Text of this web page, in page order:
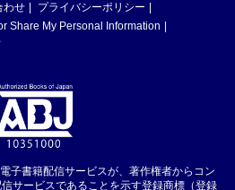
わせ
プライバシーポリシー
Share My Personal Information
子書籍配信サービスが、著作権者からコン
サービスであることを示す登録商標（登録